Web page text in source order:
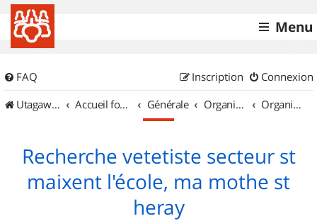
Menu
FAQ Connexion
Inscription
UtagawaVTT (Randos VTT et VTTAE avec traces GPS)
Accueil forum Générale Organisation de sorties & Recherche de partenaires Organisation de sorties en région Poitou Charentes
Recherche vetetiste secteur st
maixent l'école, ma mothe st
heray